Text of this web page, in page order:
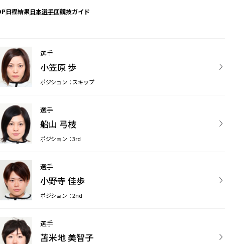
日程結果日本選手団競技ガイド
選手
小笠原 歩
ポジション：スキップ
選手
船山 弓枝
ポジション：3rd
選手
小野寺 佳歩
ポジション：2nd
選手
苫米地 美智子